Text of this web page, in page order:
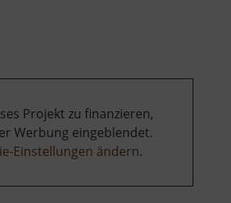
Projekt zu finanzieren,
Werbung eingeblendet.
Einstellungen ändern.